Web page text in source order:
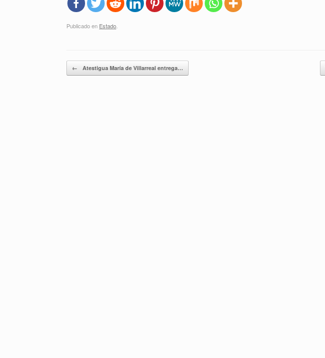
Publicado en Estado
Navegador de artículos
← Atestigua María de Villarreal entrega…